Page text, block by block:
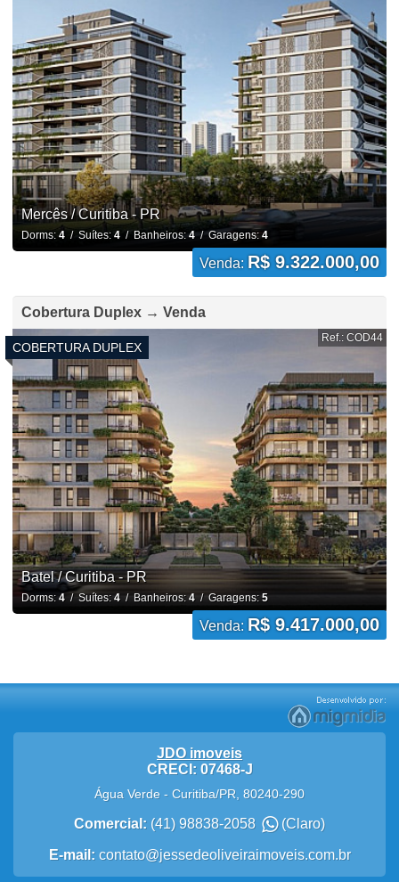
Mercês / Curitiba - PR
Dorms: 4/ Suítes: 4/ Banheiros: 4/ Garagens: 4
Venda: R$ 9.322.000,00
Cobertura Duplex → Venda
COBERTURA DUPLEX
Ref.: COD44
Batel / Curitiba - PR
Dorms: 4/ Suítes: 4/ Banheiros: 4/ Garagens: 5
Venda: R$ 9.417.000,00
JDO imoveis
CRECI: 07468-J
Água Verde - Curitiba/PR, 80240-290
Comercial: (41) 98838-2058 (Claro)
E-mail: contato@jessedeoliveiraimoveis.com.br